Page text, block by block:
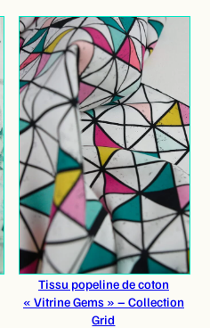
Tissu popeline de coton
« Vitrine Gems » – Collection
Grid